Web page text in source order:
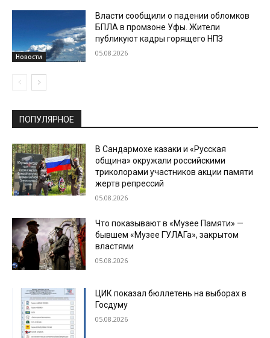
Новости
Власти сообщили о падении обломков
БПЛА в промзоне Уфы. Жители
публикуют кадры горящего НПЗ
05.08.2026
ПОПУЛЯРНОЕ
В Сандармохе казаки и «Русская
община» окружали российскими
триколорами участников акции памяти
жертв репрессий
05.08.2026
Что показывают в «Музее Памяти» —
бывшем «Музее ГУЛАГа», закрытом
властями
05.08.2026
ЦИК показал бюллетень на выборах в
Госдуму
05.08.2026